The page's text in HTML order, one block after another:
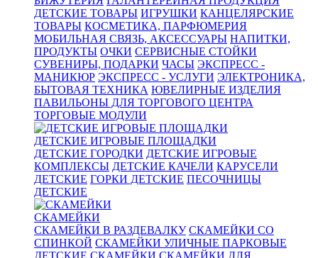
ДЕТСКИЕ ТОВАРЫ ИГРУШКИ КАНЦЕЛЯРСКИЕ
ТОВАРЫ КОСМЕТИКА, ПАРФЮМЕРИЯ
МОБИЛЬНАЯ СВЯЗЬ, АКСЕССУАРЫ НАПИТКИ,
ПРОДУКТЫ ОЧКИ СЕРВИСНЫЕ СТОЙКИ
СУВЕНИРЫ, ПОДАРКИ ЧАСЫ ЭКСПРЕСС -
МАНИКЮР ЭКСПРЕСС - УСЛУГИ ЭЛЕКТРОНИКА,
БЫТОВАЯ ТЕХНИКА ЮВЕЛИРНЫЕ ИЗДЕЛИЯ
ПАВИЛЬОНЫ ДЛЯ ТОРГОВОГО ЦЕНТРА
ТОРГОВЫЕ МОДУЛИ
ДЕТСКИЕ ИГРОВЫЕ ПЛОЩАДКИ
ДЕТСКИЕ ГОРОДКИ ДЕТСКИЕ ИГРОВЫЕ
КОМПЛЕКСЫ ДЕТСКИЕ КАЧЕЛИ КАРУСЕЛИ
ДЕТСКИЕ ГОРКИ ДЕТСКИЕ ПЕСОЧНИЦЫ
ДЕТСКИЕ
СКАМЕЙКИ
СКАМЕЙКИ В РАЗДЕВАЛКУ СКАМЕЙКИ СО
СПИНКОЙ СКАМЕЙКИ УЛИЧНЫЕ ПАРКОВЫЕ
ДЕТСКИЕ СКАМЕЙКИ СКАМЕЙКИ ДЛЯ